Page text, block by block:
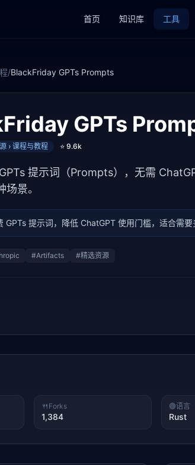
首页 知识库 工具
/BlackFriday GPTs Prompts
GPTs
› 课程与教程 ⭐ 9.6k
提示词（Prompts），无需
景。
GPTs 提示词，降低 ChatGPT 使用门槛，适合需
#Artifacts #精选资源
🍴 Forks
1,384
🟢语言
Rust